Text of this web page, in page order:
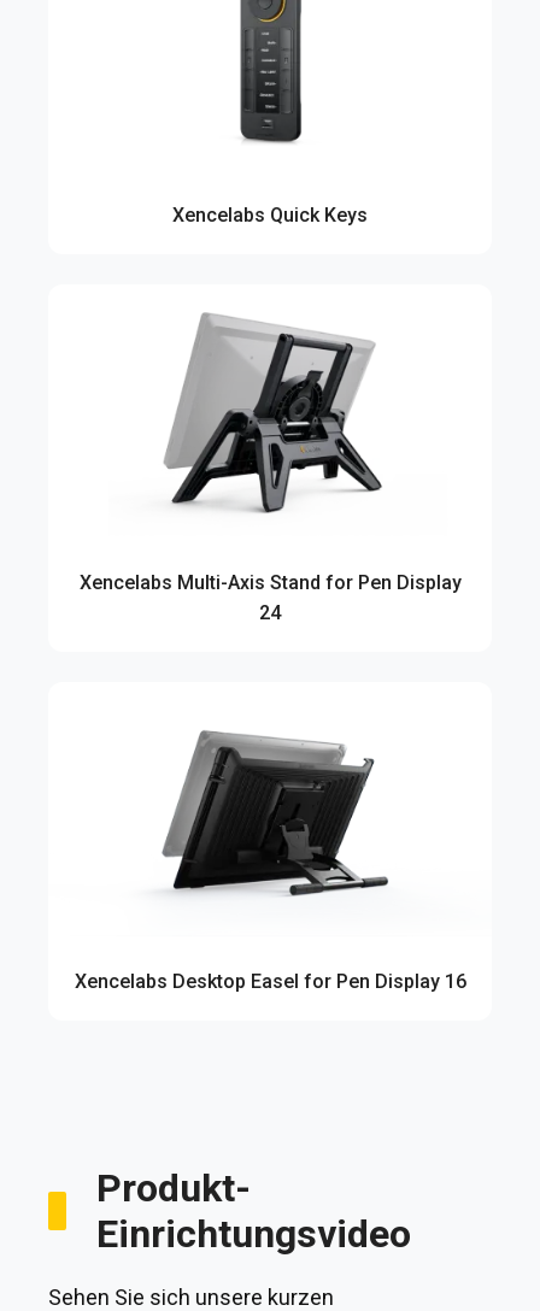
Xencelabs Quick Keys
Xencelabs Multi-Axis Stand for Pen Display
24
Xencelabs Desktop Easel for Pen Display 16
Produkt-
Einrichtungsvideo
Sehen Sie sich unsere kurzen